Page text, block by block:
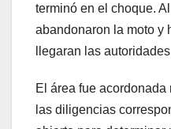
terminó en el choque.
abandonaron la moto y
llegaran las
El área fue
las diligencias